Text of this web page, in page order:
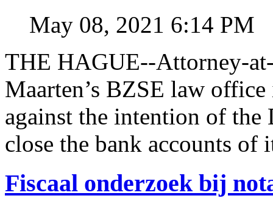
May 08, 2021 6:14 PM
THE HAGUE--Attorney-
Maarten’s BZSE law
against the intention of
close the bank accounts of
Fiscaal onderzoek bij